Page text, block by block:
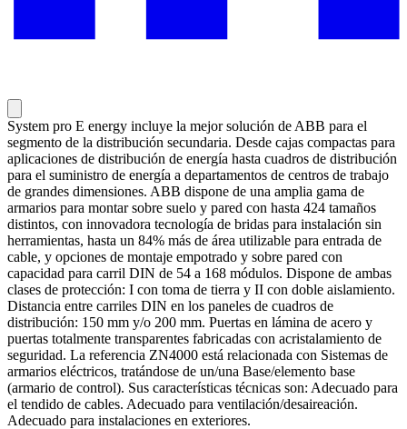
System pro E energy incluye la mejor solución de ABB para el
segmento de la distribución secundaria. Desde cajas compactas para
aplicaciones de distribución de energía hasta cuadros de distribución
para el suministro de energía a departamentos de centros de trabajo
de grandes dimensiones. ABB dispone de una amplia gama de
armarios para montar sobre suelo y pared con hasta 424 tamaños
distintos, con innovadora tecnología de bridas para instalación sin
herramientas, hasta un 84% más de área utilizable para entrada de
cable, y opciones de montaje empotrado y sobre pared con
capacidad para carril DIN de 54 a 168 módulos. Dispone de ambas
clases de protección: I con toma de tierra y II con doble aislamiento.
Distancia entre carriles DIN en los paneles de cuadros de
distribución: 150 mm y/o 200 mm. Puertas en lámina de acero y
puertas totalmente transparentes fabricadas con acristalamiento de
seguridad. La referencia ZN4000 está relacionada con Sistemas de
armarios eléctricos, tratándose de un/una Base/elemento base
(armario de control). Sus características técnicas son: Adecuado para
el tendido de cables. Adecuado para ventilación/desaireación.
Adecuado para instalaciones en exteriores.